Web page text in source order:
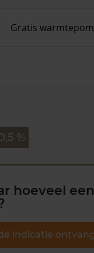
Gratis
%
hoeveel
indicatie